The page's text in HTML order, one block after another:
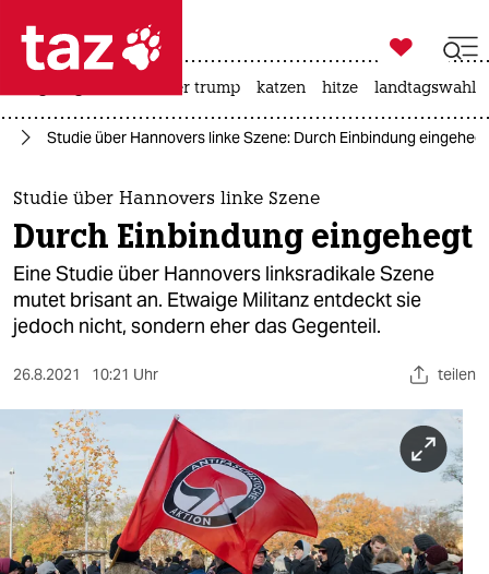
 taz zahl ich
taz zahl ich
themen
politik
öko
gesellschaft
sport
berlin
nord

taz zahl ich
usa unter trump katzen hitze landtagswahl
Studie über Hannovers linke Szene: Durch Einbindung eingehegt
Studie über Hannovers linke Szene
Durch Einbindung eingehegt
Eine Studie über Hannovers linksradikale Szene
mutet brisant an. Etwaige Militanz entdeckt sie
jedoch nicht, sondern eher das Gegenteil.
26.8.2021 10:21 Uhr teilen